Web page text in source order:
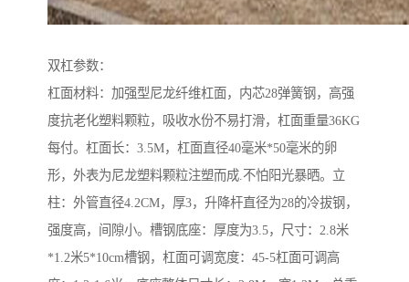
双杠参数：
杠面材料：加强型尼龙纤维杠面，内芯28弹簧钢，高强
度抗老化塑料颗粒，吸收水份不易打滑，杠面重量36KG
每付。杠面长：3.5M，杠面直径40毫米*50毫米的卵
形，外表为尼龙塑料颗粒注塑而成.不怕阳光暴晒。立
柱：外管直径4.2CM，厚3，升降杆直径为28的冷拔钢，
强度高，间隙小。槽钢底座：厚度为3.5，尺寸：2.8米
*1.2米5*10cm槽钢，杠面可调宽度：45-5杠面可调高